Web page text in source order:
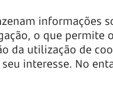
informações
o que
da utilização de
interesse. No